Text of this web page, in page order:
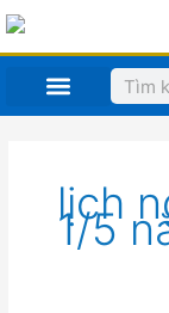
Nhảy
tới
Search
lịch
1/5